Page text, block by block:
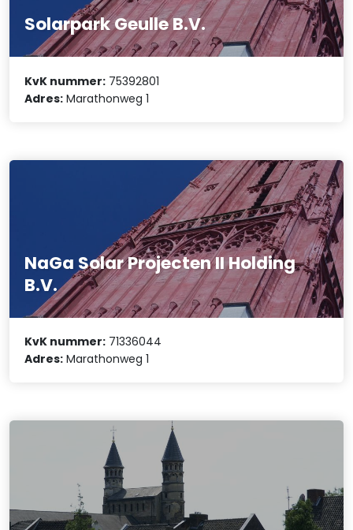
Solarpark Geulle B.V.
KvK nummer: 75392801
Adres: Marathonweg 1
NaGa Solar Projecten II Holding
B.V.
KvK nummer: 71336044
Adres: Marathonweg 1